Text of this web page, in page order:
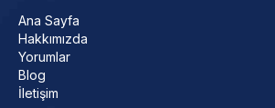
Ana Sayfa
Hakkımızda
Yorumlar
Blog
İletişim